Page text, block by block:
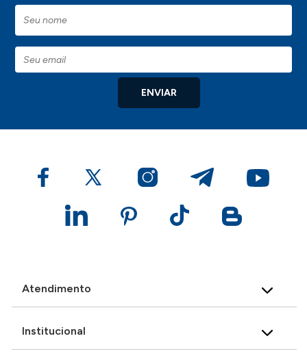
ENVIAR
Atendimento
Institucional